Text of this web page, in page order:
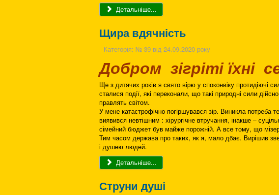
Детальніше...
Щира вдячність
Категорія: № 39 від 24.09.2020 року
Добром зігріті їхні
Ще з дитячих років я свято вірю у споконвіку протидіючі
сталися події, які переконали, що такі природні сили
правлять світом.
У мене катастрофічно погіршувався зір. Виникла потреба
виявився невтішним : хірургічне втручання, інакше –
сімейний бюджет був майже порожній. А все тому, що
Тим часом держава про таких, як я, мало дбає. Вирішив
і душею людей.
Детальніше...
Струни душі